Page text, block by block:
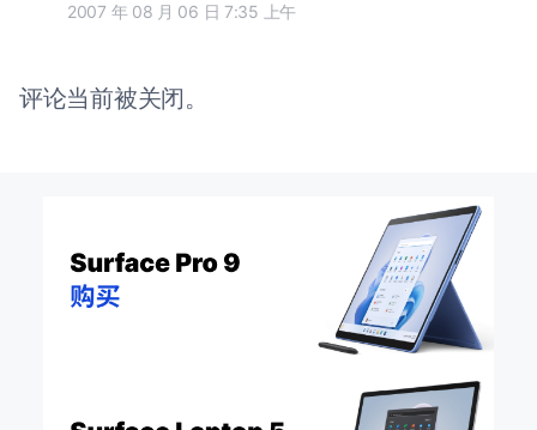
2007 年 08 月 06 日 7:35 上午
评论当前被关闭。